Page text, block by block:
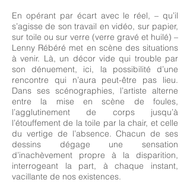
En opérant par écart avec le réel, – qu’il
s’agisse de son travail en vidéo, sur papier,
sur toile ou sur verre (verre gravé et huilé) –
Lenny Rébéré met en scène des situations
à venir. Là, un décor vide qui trouble par
son dénuement, ici, la possibilité d’une
rencontre qui n’aura peut-être pas lieu.
Dans ses scénographies, l’artiste alterne
entre la mise en scène de foules,
l’agglutinement de corps jusqu’à
l’étouffement de la toile par la chair, et celle
du vertige de l’absence. Chacun de ses
dessins dégage une sensation
d’inachèvement propre à la disparition,
interrogeant la part, à chaque instant,
vacillante de nos existences.